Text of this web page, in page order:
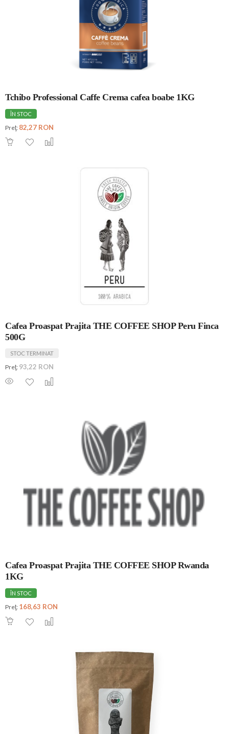
Tchibo Professional Caffe Crema cafea boabe 1KG
ÎN STOC
Preţ: 82,27 RON
Cafea Proaspat Prajita THE COFFEE SHOP Peru Finca
500G
STOC TERMINAT
Preţ: 93,22 RON
Cafea Proaspat Prajita THE COFFEE SHOP Rwanda
1KG
ÎN STOC
Preţ: 168,63 RON